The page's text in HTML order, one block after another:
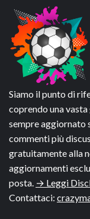
Siamo il punto di
coprendo una
sempre aggiornato
commenti più
gratuitamente alla
aggiornamenti
posta. → Leggi
Contattaci: